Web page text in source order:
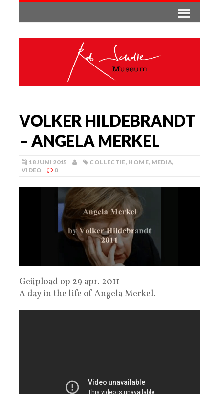
VOLKER HILDEBRANDT
– ANGELA MERKEL
18 JUNI 2015 COLLECTIE, HOME, MEDIA,
VIDEO
0
Geüpload op 29 apr. 2011
A day in the life of Angela Merkel.